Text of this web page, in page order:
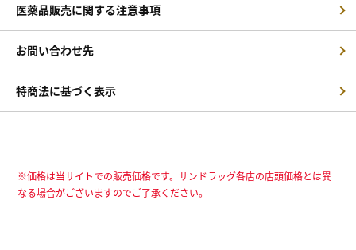
医薬品販売に関する注意事項
お問い合わせ先
特商法に基づく表示
※価格は当サイトでの販売価格です。サンドラッグ各店の店頭価格とは異
なる場合がございますのでご了承ください。